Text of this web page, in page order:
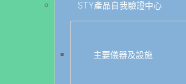
STY產品自我驗證中心
主要儀器及設施